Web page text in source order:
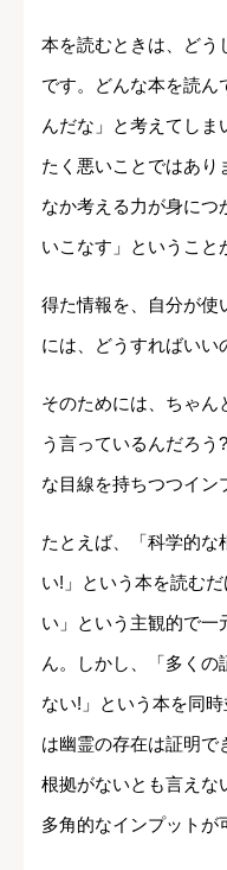
本を読むときは、どう
です。どんな本を読ん
んだな」と考えてしま
たく悪いことではあり
なか考える力が身につ
いこなす」ということ
得た情報を、自分が使
には、どうすればいい
そのためには、ちゃん
う言っているんだろう
な目線を持ちつつイン
たとえば、「科学的な
い!」という本を読む
い」という主観的で一
ん。しかし、「多くの
ない!」という本を同
は幽霊の存在は証明で
根拠がないとも言えな
多角的なインプットが